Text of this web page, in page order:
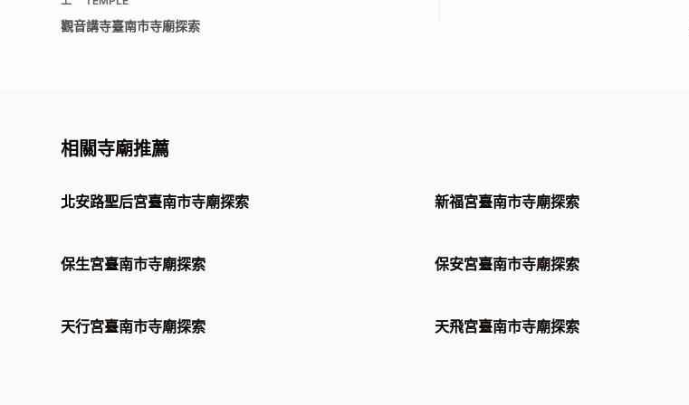
觀音講寺臺南市寺廟探索
相關寺廟推薦
北安路聖后宮臺南市寺廟探索 新福宮臺南市寺廟探索
保生宮臺南市寺廟探索 保安宮臺南市寺廟探索
天行宮臺南市寺廟探索 天飛宮臺南市寺廟探索